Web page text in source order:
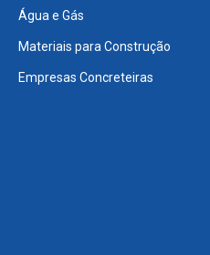
Água e Gás
Materiais para Construção
Empresas Concreteiras